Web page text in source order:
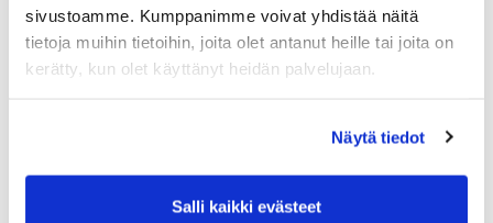
sivustoamme. Kumppanimme voivat yhdistää näitä
tietoja muihin tietoihin, joita olet antanut heille tai joita on
kerätty, kun olet käyttänyt heidän palvelujaan.
Näytä tiedot
Salli kaikki evästeetRekisteröidy